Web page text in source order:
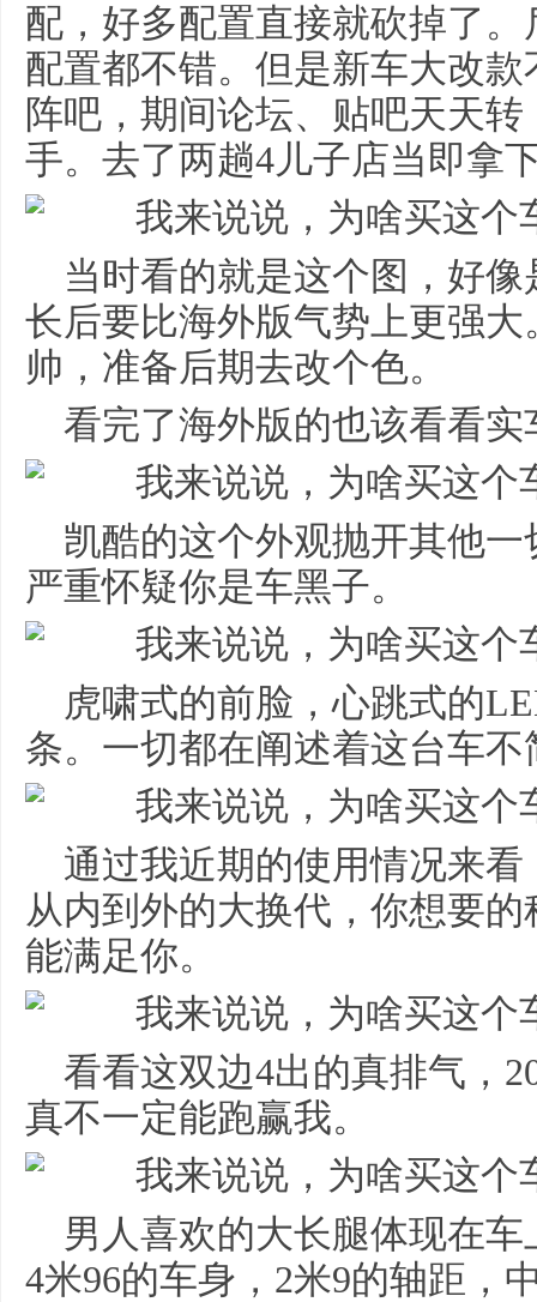
配，好多配置直接就砍掉了
配置都不错。但是新车大改
阵吧，期间论坛、贴吧天天
手。去了两趟4儿子店当即拿
当时看的就是这个图，好
长后要比海外版气势上更强
帅，准备后期去改个色。
看完了海外版的也该看看
凯酷的这个外观抛开其他
严重怀疑你是车黑子。
虎啸式的前脸，心跳式的
条。一切都在阐述着这台车
通过我近期的使用情况来
从内到外的大换代，你想要
能满足你。
看看这双边4出的真排气，
真不一定能跑赢我。
男人喜欢的大长腿体现在
4米96的车身，2米9的轴距，